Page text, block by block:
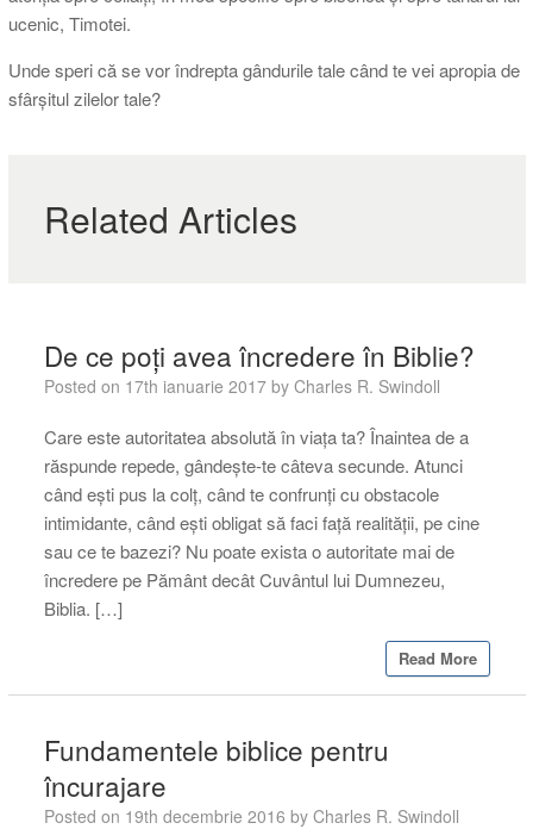
ucenic, Timotei.
Unde speri că se vor îndrepta gândurile tale când te vei apropia de
sfârșitul zilelor tale?
Related Articles
De ce poți avea încredere în Biblie?
Posted on 17th ianuarie 2017 by Charles R. Swindoll
Care este autoritatea absolută în viața ta? Înaintea de a
răspunde repede, gândește-te câteva secunde. Atunci
când ești pus la colț, când te confrunți cu obstacole
intimidante, când ești obligat să faci față realității, pe cine
sau ce te bazezi? Nu poate exista o autoritate mai de
încredere pe Pământ decât Cuvântul lui Dumnezeu,
Biblia. […]
Read More
Fundamentele biblice pentru
încurajare
Posted on 19th decembrie 2016 by Charles R. Swindoll